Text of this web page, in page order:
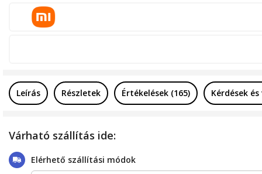
Várható szállítás ide:
Elérhető szállítási módok
Leírás Részletek Értékelések (165) Kérdések